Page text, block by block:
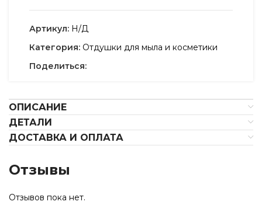
Артикул: Н/Д
Категория: Отдушки для мыла и косметики
Поделиться:
ОПИСАНИЕ
ДЕТАЛИ
ДОСТАВКА И ОПЛАТА
Отзывы
Отзывов пока нет.